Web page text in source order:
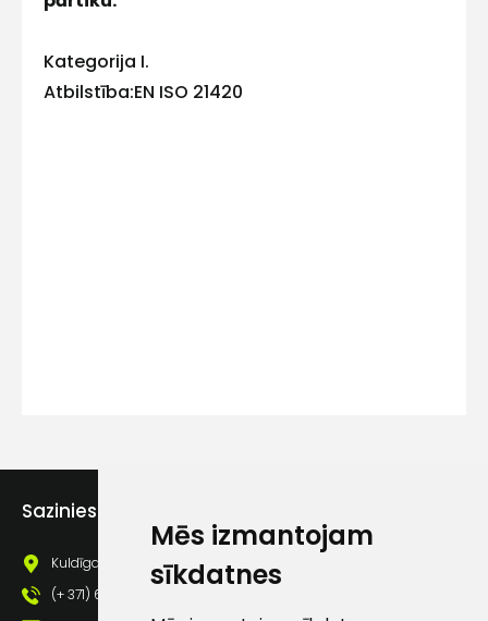
Mēs izmantojam
sīkdatnes
Kategorija I.
Atbilstība:EN ISO 21420
Sazinies ar mums
Kuldīgas iela 69a, Saldus, Saldus nov., LV - 3801
(+ 371) 63 881 186
lietošanas noteikumiem
Piekrītu saņemt